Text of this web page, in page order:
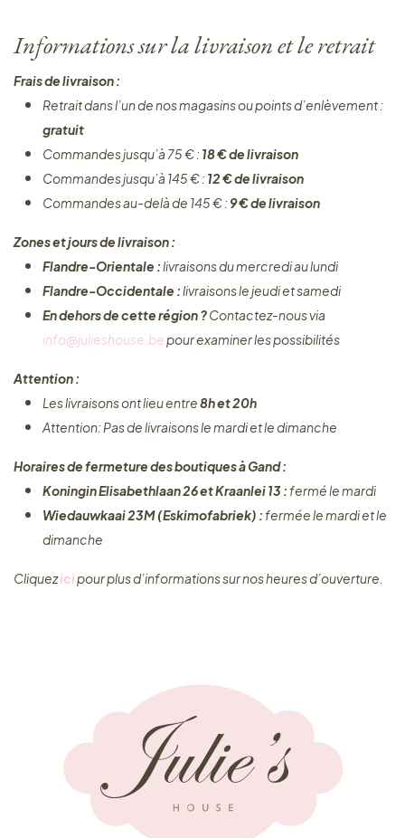
Informations sur la livraison et le retrait
Frais de livraison :
Retrait dans l’un de nos magasins ou points d’enlèvement :
gratuit
Commandes jusqu’à 75 € : 18 € de livraison
Commandes jusqu’à 145 € : 12 € de livraison
Commandes au-delà de 145 € : 9 € de livraison
Zones et jours de livraison :
Flandre-Orientale :livraisons du mercredi au lundi
Flandre-Occidentale :livraisons le jeudi et samedi
En dehors de cette région ?Contactez-nous via
info@julieshouse.bepour examiner les possibilités
Attention :
Les livraisons ont lieu entre8h et 20h
Attention: Pas de livraisons le mardi et le dimanche
Horaires de fermeture des boutiques à Gand :
Koningin Elisabethlaan 26 et Kraanlei 13 :fermé le mardi
Wiedauwkaai 23M (Eskimofabriek) :fermée le mardi et le
dimanche
Cliquez ​icipour plus d’informations sur nos heures d’ouverture.